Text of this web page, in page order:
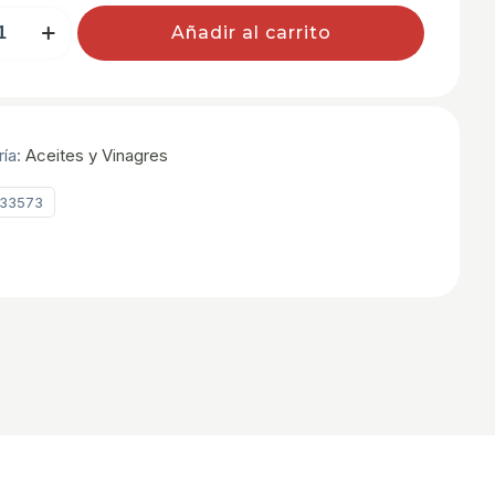
Añadir al carrito
Aceites y Vinagres